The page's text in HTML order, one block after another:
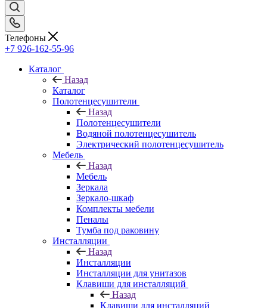
Телефоны
+7 926-162-55-96
Каталог
Назад
Каталог
Полотенцесушители
Назад
Полотенцесушители
Водяной полотенцесушитель
Электрический полотенцесушитель
Мебель
Назад
Мебель
Зеркала
Зеркало-шкаф
Комплекты мебели
Пеналы
Тумба под раковину
Инсталляции
Назад
Инсталляции
Инсталляции для унитазов
Клавиши для инсталляций
Назад
Клавиши для инсталляций